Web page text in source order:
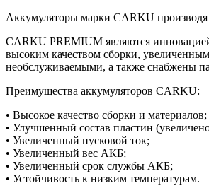
Аккумуляторы марки CARKU
CARKU PREMIUM являются
высоким качеством сборки,
необслуживаемыми, а также снабжены
Преимущества аккумуляторов CARKU:
• Высокое качество сборки и материалов;
• Улучшенный состав пластин
• Увеличенный пусковой ток;
• Увеличенный вес АКБ;
• Увеличенный срок службы АКБ;
• Устойчивость к низким температурам.